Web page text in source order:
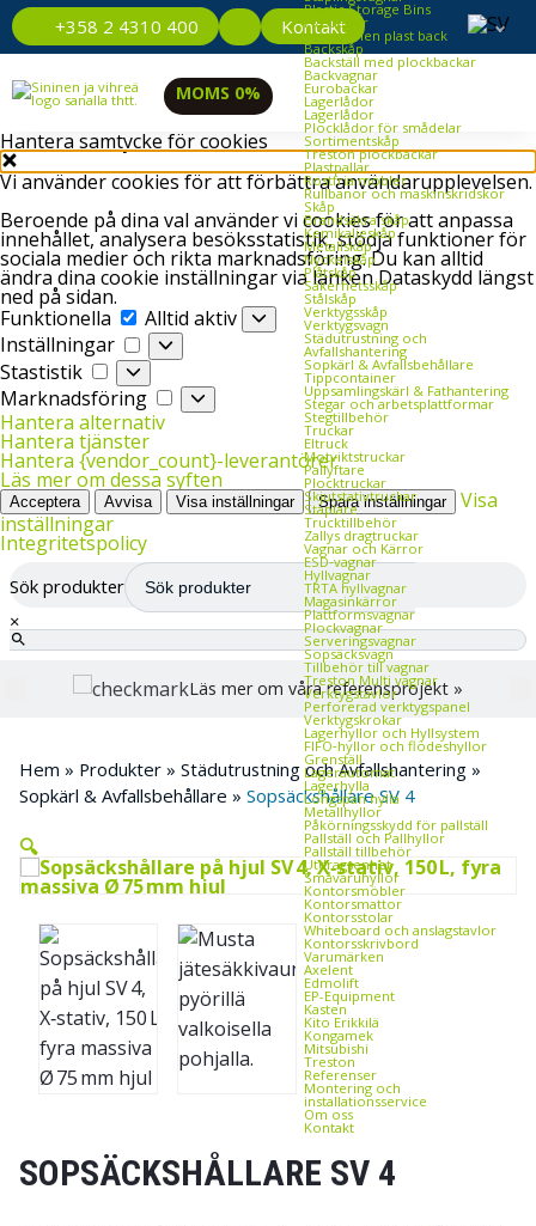
Hantera samtycke för cookies
Vi använder cookies för att förbättra användarupplevelsen.
Beroende på dina val använder vi cookies för att anpassa
innehållet, analysera besöksstatistik, stödja funktioner för
sociala medier och rikta marknadsföring. Du kan alltid
ändra dina cookie inställningar via länken Dataskydd längst
ned på sidan.
Funktionella
Funktionella
Alltid aktiv
Inställningar
Inställningar
Stastistik
Stastistik
Marknadsföring
Marknadsföring
Hantera alternativ
Hantera tjänster
Hantera {vendor_count}-leverantörer
Läs mer om dessa syften
Acceptera Avvisa Visa inställningar Spara inställningar
Visa
inställningar
Integritetspolicy
+358 2 4310 400 Kontakt
Plastic Storage Bins
Plastlådor
Återvunnen plast back
Backskåp
Backställ med plockbackar
Backvagnar
Eurobackar
Lagerlådor
Lagerlådor
Plocklådor för smådelar
Sortimentskåp
Treston plockbackar
Plastpallar
Rostfria möbler
Rullbanor och maskinskridskor
Skåp
Brandsäkra skåp
Kemikalieskåp
Metallskåp
Nyckelskåp
Plåtskåp
Säkerhetsskåp
Stålskåp
Verktygsskåp
Verktygsvagn
Städutrustning och
Avfallshantering
Sopkärl & Avfallsbehållare
Tippcontainer
Uppsamlingskärl & Fathantering
Stegar och arbetsplattformar
Stegtillbehör
Truckar
Eltruck
Motviktstruckar
Pallyftare
Plocktruckar
Skjutstativtruckar
Staplare
Trucktillbehör
Zallys dragtruckar
Vagnar och Kärror
ESD‑vagnar
Hyllvagnar
TRTA hyllvagnar
Magasinkärror
Plattformsvagnar
Plockvagnar
Serveringsvagnar
Sopsäcksvagn
Tillbehör till vagnar
Treston Multi vagnar
Verktygstavlor
Perforerad verktygspanel
Verktygskrokar
Lagerhyllor och Hyllsystem
FIFO‑hyllor och flödeshyllor
Grenställ
Lagerautomat
Lagerhylla
Longspan hylla
Metallhyllor
Påkörningsskydd för pallställ
Pallställ och Pallhyllor
Pallställ tillbehör
Utdragsenhet
Småvaruhyllor
Kontorsmöbler
Kontorsmattor
Kontorsstolar
Whiteboard och anslagstavlor
Kontorsskrivbord
Varumärken
Axelent
Edmolift
EP-Equipment
Kasten
Kito Erikkilä
Kongamek
Mitsubishi
Treston
Referenser
Montering och
installationsservice
Om oss
Kontakt
MOMS 0%
Sök produkter
×
Läs mer om våra referensprojekt »
Hem » Produkter » Städutrustning och Avfallshantering »
Sopkärl & Avfallsbehållare » Sopsäckshållare SV 4
🔍
SOPSÄCKSHÅLLARE SV 4